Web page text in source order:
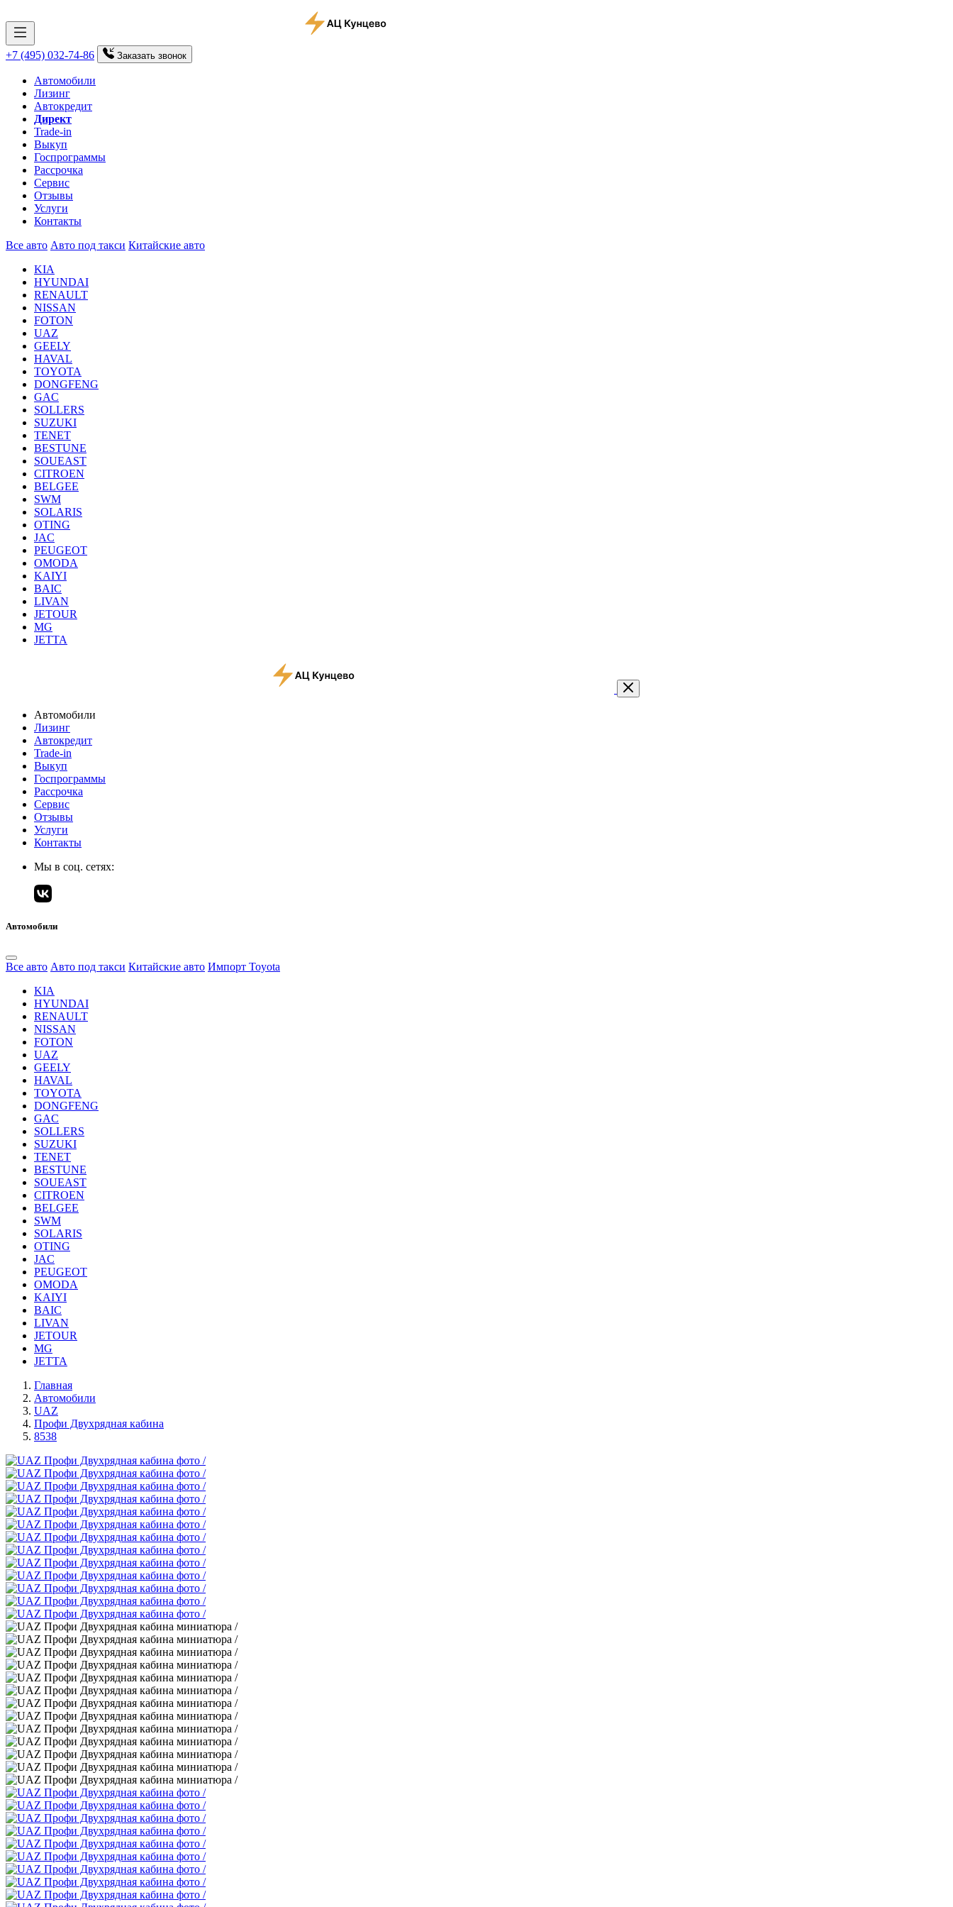
+7 (495) 032-74-86 Заказать звонок
Автомобили
Лизинг
Автокредит
Директ
Trade-in
Выкуп
Госпрограммы
Рассрочка
Сервис
Отзывы
Услуги
Контакты
Все авто Авто под такси Китайские авто
KIA
HYUNDAI
RENAULT
NISSAN
FOTON
UAZ
GEELY
HAVAL
TOYOTA
DONGFENG
GAC
SOLLERS
SUZUKI
TENET
BESTUNE
SOUEAST
CITROEN
BELGEE
SWM
SOLARIS
OTING
JAC
PEUGEOT
OMODA
KAIYI
BAIC
LIVAN
JETOUR
MG
JETTA
Автомобили
Лизинг
Автокредит
Trade-in
Выкуп
Госпрограммы
Рассрочка
Сервис
Отзывы
Услуги
Контакты
Мы в соц. сетях:
Автомобили
Все авто Авто под такси Китайские авто Импорт Toyota
KIA
HYUNDAI
RENAULT
NISSAN
FOTON
UAZ
GEELY
HAVAL
TOYOTA
DONGFENG
GAC
SOLLERS
SUZUKI
TENET
BESTUNE
SOUEAST
CITROEN
BELGEE
SWM
SOLARIS
OTING
JAC
PEUGEOT
OMODA
KAIYI
BAIC
LIVAN
JETOUR
MG
JETTA
Главная
Автомобили
UAZ
Профи Двухрядная кабина
8538